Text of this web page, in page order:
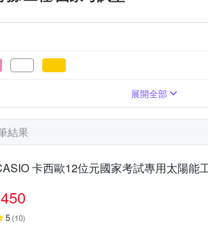
展開全部
結果
卡西歐12位元國家考試專用太陽能
450
5 (10)